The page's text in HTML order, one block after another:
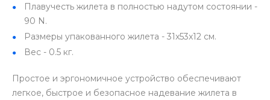
Плавучесть жилета в полностью надутом состоянии -
90 N.
Размеры упакованного жилета - 31x53x12 см.
Вес - 0.5 кг.
Простое и эргономичное устройство обеспечивают
легкое, быстрое и безопасное надевание жилета в